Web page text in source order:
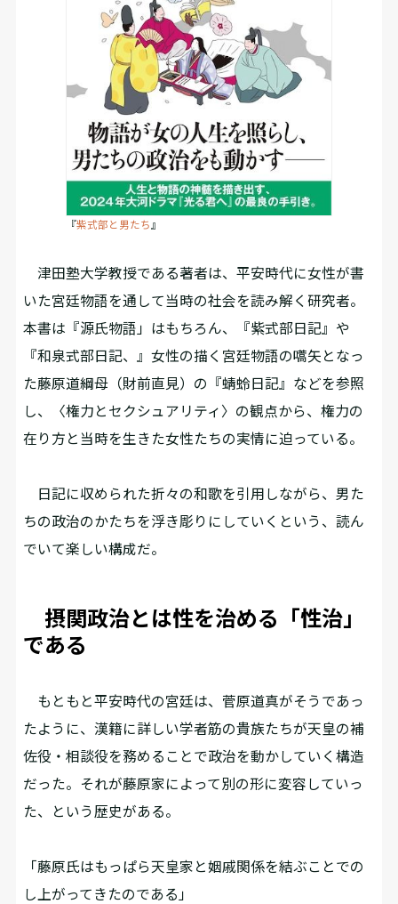
『紫式部と男たち 』
津田塾大学教授である著者は、平安時代に女性が書
いた宮廷物語を通して当時の社会を読み解く研究者。
本書は『源氏物語」はもちろん、『紫式部日記』や
『和泉式部日記、』女性の描く宮廷物語の嚆矢となっ
た藤原道綱母（財前直見）の『蜻蛉日記』などを参照
し、〈権力とセクシュアリティ〉の観点から、権力の
在り方と当時を生きた女性たちの実情に迫っている。
日記に収められた折々の和歌を引用しながら、男た
ちの政治のかたちを浮き彫りにしていくという、読ん
でいて楽しい構成だ。
摂関政治とは性を治める「性治」
である
もともと平安時代の宮廷は、菅原道真がそうであっ
たように、漢籍に詳しい学者筋の貴族たちが天皇の補
佐役・相談役を務めることで政治を動かしていく構造
だった。それが藤原家によって別の形に変容していっ
た、という歴史がある。
「藤原氏はもっぱら天皇家と姻戚関係を結ぶことでの
し上がってきたのである」